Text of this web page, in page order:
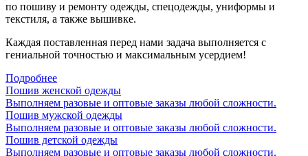
по пошиву и ремонту одежды, спецодежды, униформы и
текстиля, а также вышивке.
Каждая поставленная перед нами задача выполняется с
гениальной точностью и максимальным усердием!
Подробнее
Пошив женской одежды
Выполняем разовые и оптовые заказы любой сложности.
Пошив мужской одежды
Выполняем разовые и оптовые заказы любой сложности.
Пошив детской одежды
Выполняем разовые и оптовые заказы любой сложности.